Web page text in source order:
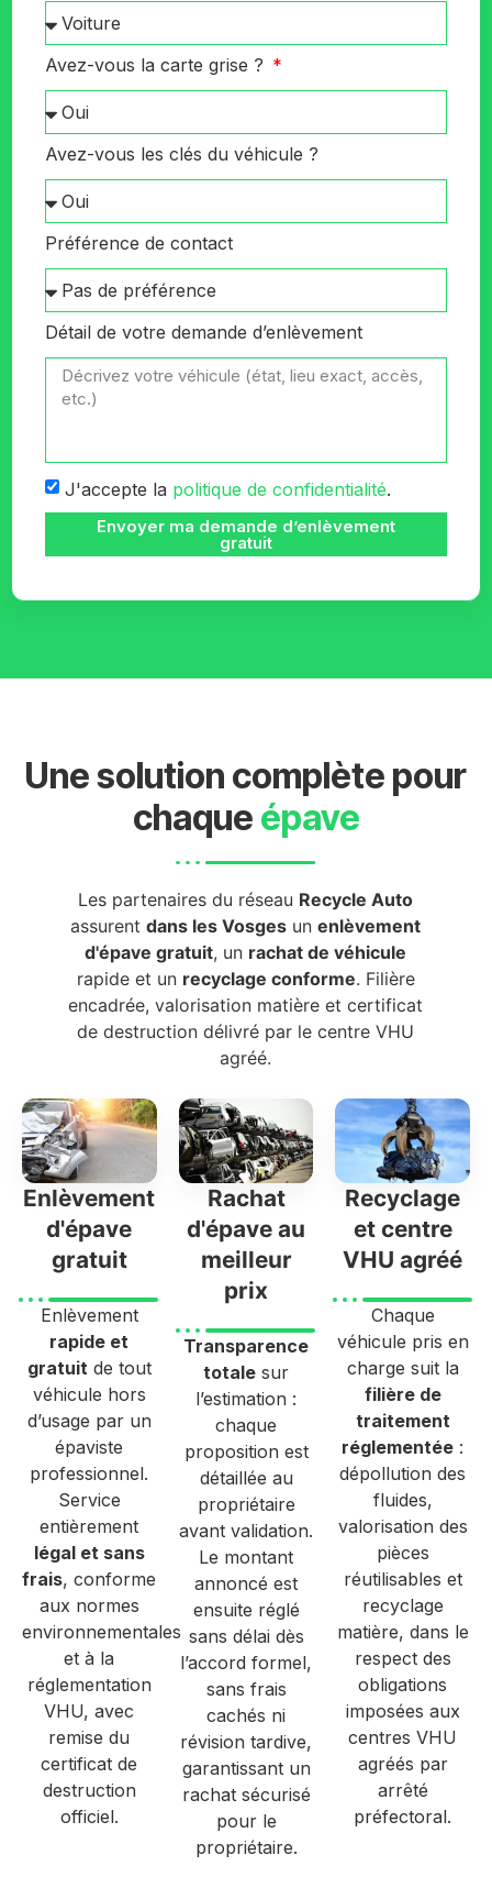
Avez-vous la carte grise ?
Avez-vous les clés du véhicule ?
Préférence de contact
Détail de votre demande d’enlèvement
J'accepte la politique de confidentialité.
Envoyer ma demande d’enlèvement
gratuit
Une solution complète pour
chaque épave
Les partenaires du réseau Recycle Auto
assurentdans les Vosges unenlèvement
d'épave gratuit, un rachat de véhicule
rapide et un recyclage conforme. Filière
encadrée, valorisation matière et certificat
de destruction délivré par le centre VHU
agréé.
Enlèvement
d'épave
gratuit
Enlèvement
rapide et
gratuitde tout
véhicule hors
d’usage par un
épaviste
professionnel.
Service
entièrement
légal et sans
frais, conforme
aux normes
environnementales
et à la
réglementation
VHU, avec
remise du
certificat de
destruction
officiel.
Rachat
d'épave au
meilleur
prix
Transparence
totale sur
l’estimation :
chaque
proposition est
détaillée au
propriétaire
avant validation.
Le montant
annoncé est
ensuite réglé
sans délai dès
l’accord formel,
sans frais
cachés ni
révision tardive,
garantissant un
rachat sécurisé
pour le
propriétaire.
Recyclage
et centre
VHU agréé
Chaque
véhicule pris en
charge suit la
filière de
traitement
réglementée :
dépollution des
fluides,
valorisation des
pièces
réutilisables et
recyclage
matière, dans le
respect des
obligations
imposées aux
centres VHU
agréés par
arrêté
préfectoral.